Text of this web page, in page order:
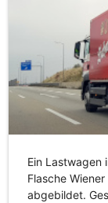
Ein Lastwagen
Flasche
abgebildet.